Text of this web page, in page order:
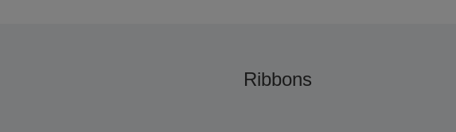
Ribbons